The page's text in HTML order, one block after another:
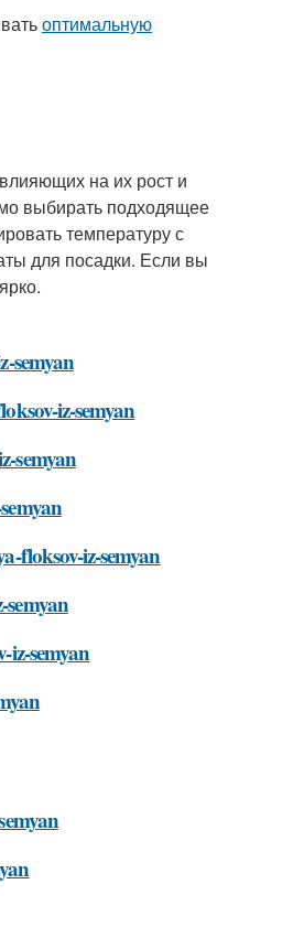
оптимальную
на их рост и
выбирать подходящее
температуру с
для посадки. Если вы
semyan
iz-semyan
semyan
floksov-iz-semyan
semyan